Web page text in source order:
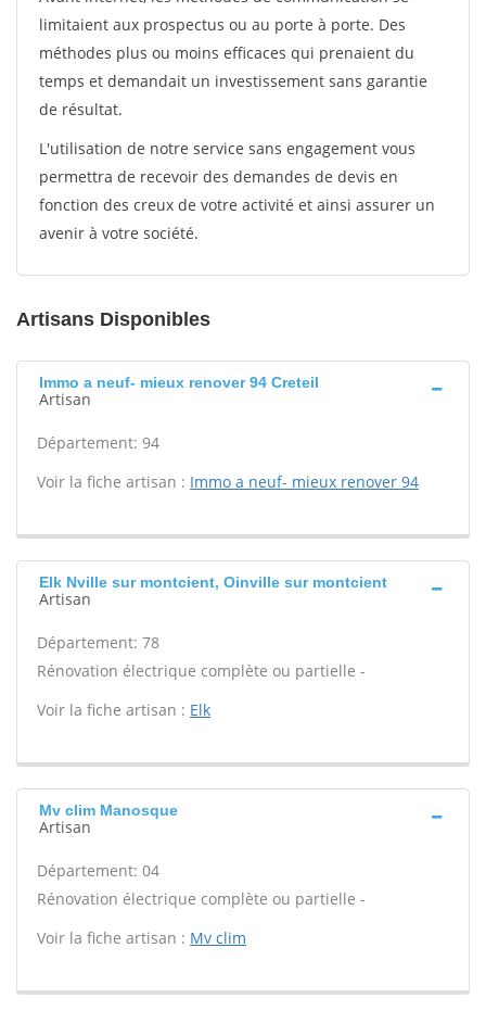
limitaient aux prospectus ou au porte à porte. Des
méthodes plus ou moins efficaces qui prenaient du
temps et demandait un investissement sans garantie
de résultat.
L'utilisation de notre service sans engagement vous
permettra de recevoir des demandes de devis en
fonction des creux de votre activité et ainsi assurer un
avenir à votre société.
Artisans Disponibles
Immo a neuf- mieux renover 94 Creteil
Artisan
Département: 94
Voir la fiche artisan : Immo a neuf- mieux renover 94
Elk Nville sur montcient, Oinville sur montcient
Artisan
Département: 78
Rénovation électrique complète ou partielle -
Voir la fiche artisan : Elk
Mv clim Manosque
Artisan
Département: 04
Rénovation électrique complète ou partielle -
Voir la fiche artisan : Mv clim